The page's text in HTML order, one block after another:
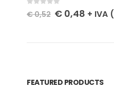
€0,52 € 0,48 + IVA (
FEATURED PRODUCTS